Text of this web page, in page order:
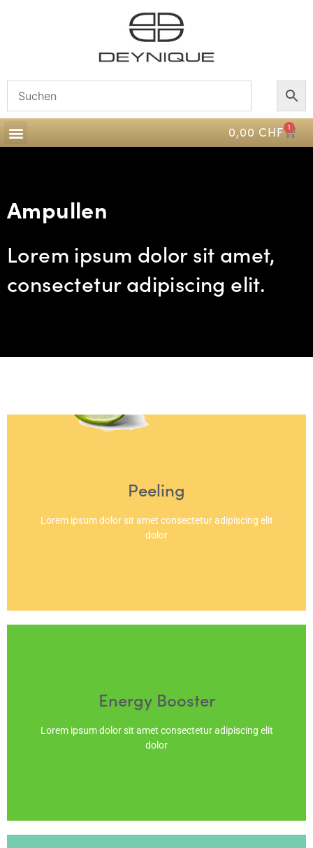
0,00 CHF 1
Ampullen
Lorem ipsum dolor sit amet,
consectetur adipiscing elit.
Peeling
Lorem ipsum dolor sit amet consectetur adipiscing elit
dolor
Energy Booster
Lorem ipsum dolor sit amet consectetur adipiscing elit
dolor